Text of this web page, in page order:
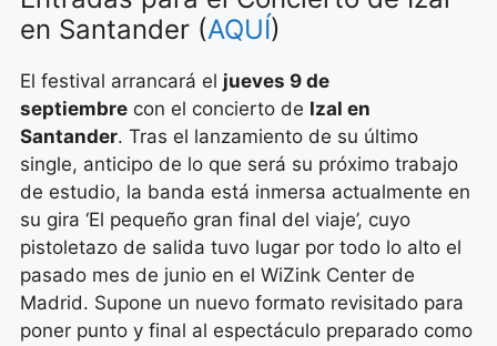
en Santander (AQUÍ)
El festival arrancará el jueves 9 de
septiembre con el concierto de Izal en
Santander. Tras el lanzamiento de su último
single, anticipo de lo que será su próximo trabajo
de estudio, la banda está inmersa actualmente en
su gira ‘El pequeño gran final del viaje’, cuyo
pistoletazo de salida tuvo lugar por todo lo alto el
pasado mes de junio en el WiZink Center de
Madrid. Supone un nuevo formato revisitado para
poner punto y final al espectáculo preparado como